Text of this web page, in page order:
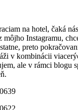
na hotel, čaká
môjho Instagramu,
preto
v kombinácii
ale v rámci blogu